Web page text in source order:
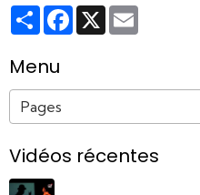
PartagerFacebook
X
Menu
Vidéos récentes